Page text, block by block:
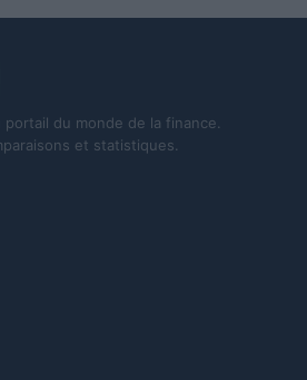
du monde de la finance.
et statistiques.